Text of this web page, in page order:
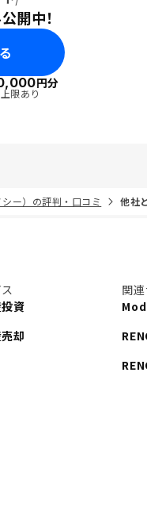
開中！
円分
限あり
シー）の評判・口コミ 他社
資
却
関